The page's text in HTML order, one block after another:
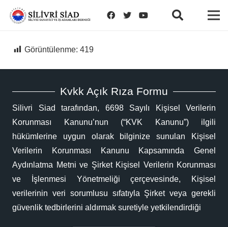
Görüntülenme: 419
Kvkk Açık Rıza Formu
Silivri Siad tarafından, 6698 Sayılı Kişisel Verilerin
Korunması Kanunu’nun (“KVK Kanunu”) ilgili
hükümlerine uygun olarak bilginize sunulan Kişisel
Verilerin Korunması Kanunu Kapsamında Genel
Aydınlatma Metni ve Şirket Kişisel Verilerin Korunması
ve İşlenmesi Yönetmeliği çerçevesinde, Kişisel
verilerinin veri sorumlusu sıfatıyla Şirket veya gerekli
güvenlik tedbirlerini aldırmak suretiyle yetkilendirdiği